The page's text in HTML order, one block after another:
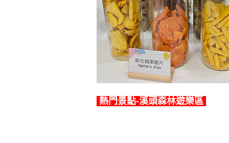
熱門景點-溪頭森林遊樂區